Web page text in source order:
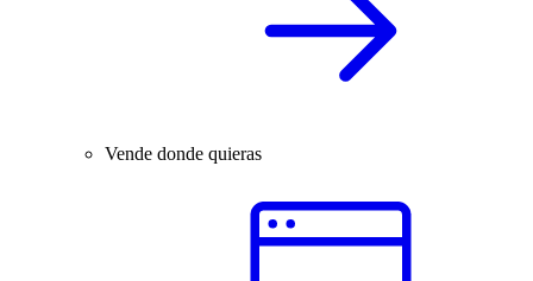
Vende donde quieras